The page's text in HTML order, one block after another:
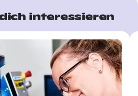
interessieren